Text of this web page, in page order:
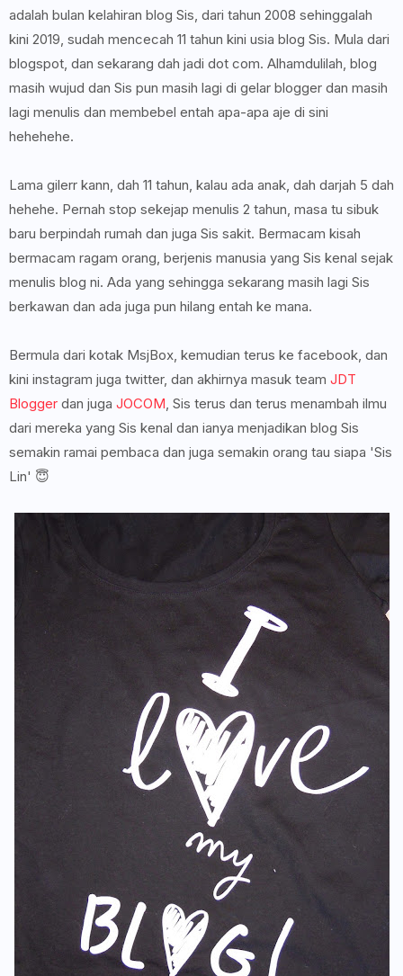
adalah bulan kelahiran blog Sis, dari tahun 2008 sehinggalah
kini 2019, sudah mencecah 11 tahun kini usia blog Sis. Mula dari
blogspot, dan sekarang dah jadi dot com. Alhamdulilah, blog
masih wujud dan Sis pun masih lagi di gelar blogger dan masih
lagi menulis dan membebel entah apa-apa aje di sini
hehehehe.
Lama gilerr kann, dah 11 tahun, kalau ada anak, dah darjah 5 dah
hehehe. Pernah stop sekejap menulis 2 tahun, masa tu sibuk
baru berpindah rumah dan juga Sis sakit. Bermacam kisah
bermacam ragam orang, berjenis manusia yang Sis kenal sejak
menulis blog ni. Ada yang sehingga sekarang masih lagi Sis
berkawan dan ada juga pun hilang entah ke mana.
Bermula dari kotak MsjBox, kemudian terus ke facebook, dan
kini instagram juga twitter, dan akhirnya masuk team JDT
Blogger dan juga JOCOM, Sis terus dan terus menambah ilmu
dari mereka yang Sis kenal dan ianya menjadikan blog Sis
semakin ramai pembaca dan juga semakin orang tau siapa 'Sis
Lin' 😇